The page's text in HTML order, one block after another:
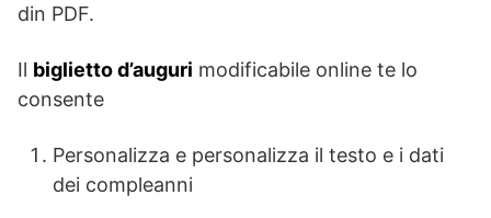
din PDF.
Il biglietto d’auguri modificabile online te lo
consente
Personalizza e personalizza il testo e i dati
dei compleanni